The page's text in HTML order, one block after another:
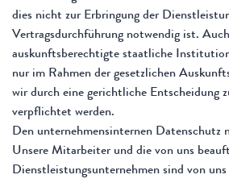
dies nicht zur Erbringung der
Vertragsdurchführung notwendig ist.
auskunftsberechtigte staatliche
nur im Rahmen der gesetzlichen
wir durch eine gerichtliche Entscheidung
verpflichtet werden.
Den unternehmensinternen Datenschutz
Unsere Mitarbeiter und die von uns
Dienstleistungsunternehmen sind von